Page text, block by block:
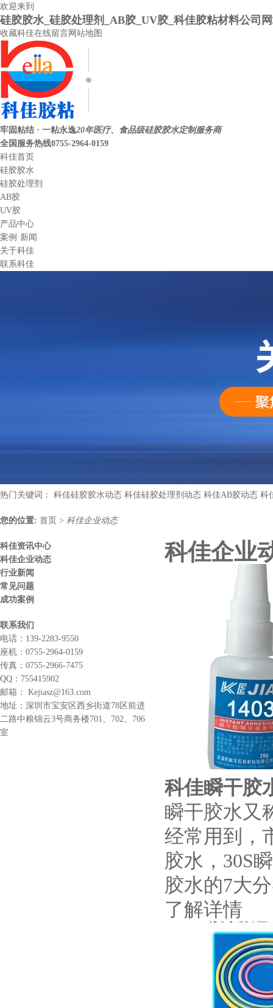
欢迎来到
硅胶胶水_硅胶处理剂_AB胶_UV胶_科佳胶粘材料公司
收藏科佳在线留言网站地图
牢固粘结 · 一粘永逸20年医疗、食品级硅胶胶水定制服务商
全国服务热线0755-2964-0159
科佳首页
硅胶胶水
硅胶处理剂
AB胶
UV胶
产品中心
案例·新闻
关于科佳
联系科佳
热门关键词： 科佳硅胶胶水动态 科佳硅胶处理剂动态 科佳AB胶动态 科
您的位置: 首页 > 科佳企业动态
科佳资讯中心
科佳企业动态
行业新闻
常见问题
成功案例
联系我们
电话： 139-2283-9550
座机： 0755-2964-0159
传真： 0755-2966-7475
QQ： 755415902
邮箱：
Kejiasz@163.com
地址： 深圳市宝安区西乡街道78区前进
二路中粮锦云3号商务楼701、702、706
室
科佳企业
科佳瞬干胶
瞬干胶水又
经常用到，
胶水，30S
胶水的7大
了解详情